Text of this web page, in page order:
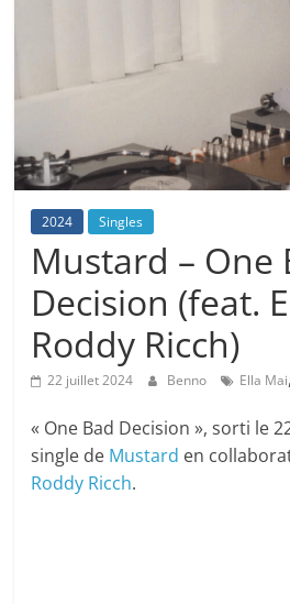
2024 Singles
Mustard – One
Decision (feat.
Roddy Ricch)
22 juillet 2024 Benno Ella Mai,
« One Bad Decision », sorti le
single de Mustard en
Roddy Ricch.